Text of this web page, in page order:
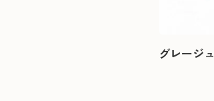
グレージュ